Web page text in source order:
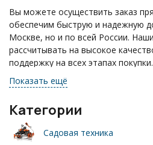
Вы можете осуществить заказ
обеспечим быструю и надежную
Москве, но и по всей России.
рассчитывать на высокое
поддержку на всех этапах покупки.
Если у вас возникли вопросы, не
и ответить на любые ваши
Показать ещё
Категории
Садовая техника